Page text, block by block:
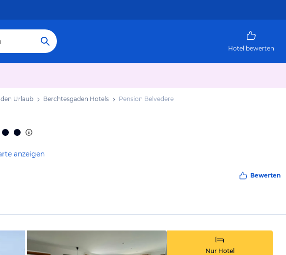
Hotel bewerten
Urlaub Berchtesgaden Hotels Pension Belvedere
anzeigen
Bewerten
Nur Hotel